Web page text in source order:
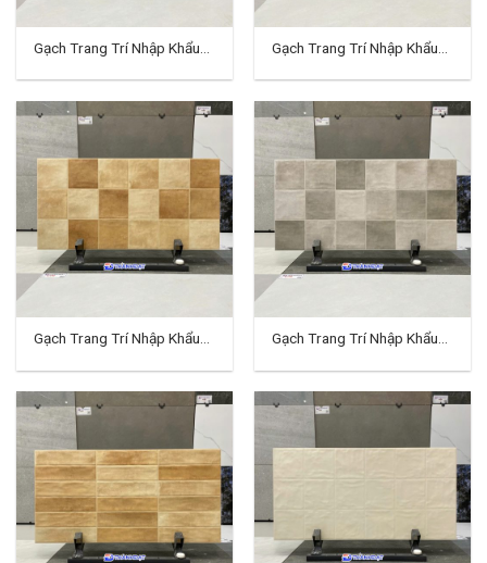
Gạch Trang Trí Nhập Khẩu
Gạch Trang Trí Nhập Khẩu
Gạch Trang Trí Nhập Khẩu
Gạch Trang Trí Nhập Khẩu